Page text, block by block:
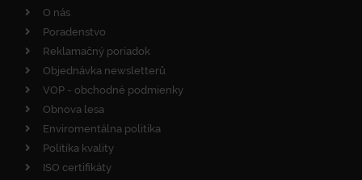
O nás
Poradenstvo
Reklamačný poriadok
Objednávka newsletterů
VOP - obchodné podmienky
Obnova lesa
Enviromentálna politika
Politika kvality
ISO certifikáty